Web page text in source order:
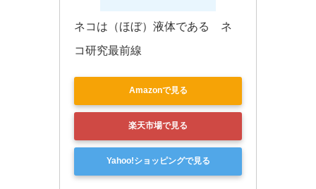
ネコは（ほぼ）液体である　ネ
コ研究最前線
Amazonで見る
楽天市場で見る
Yahoo!ショッピングで見る